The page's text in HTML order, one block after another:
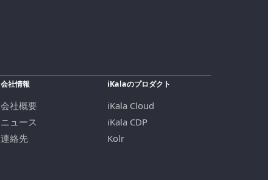
会社情報
会社概要
ニュース
連絡先
iKalaのプロダクト
iKala Cloud
iKala CDP
Kolr